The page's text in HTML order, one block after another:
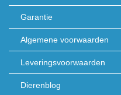
Garantie
Algemene voorwaarden
Leveringsvoorwaarden
Dierenblog